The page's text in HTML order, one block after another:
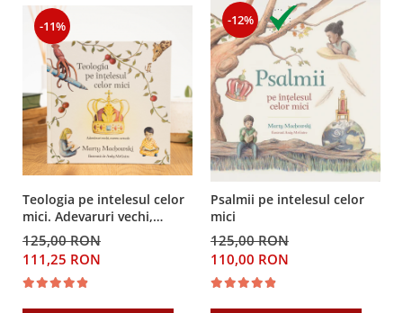
-11%
Teologia pe intelesul celor
mici. Adevaruri vechi,
mereu actuale
125,00 RON
111,25 RON
-12%
Psalmii pe intelesul celor
mici
125,00 RON
110,00 RON